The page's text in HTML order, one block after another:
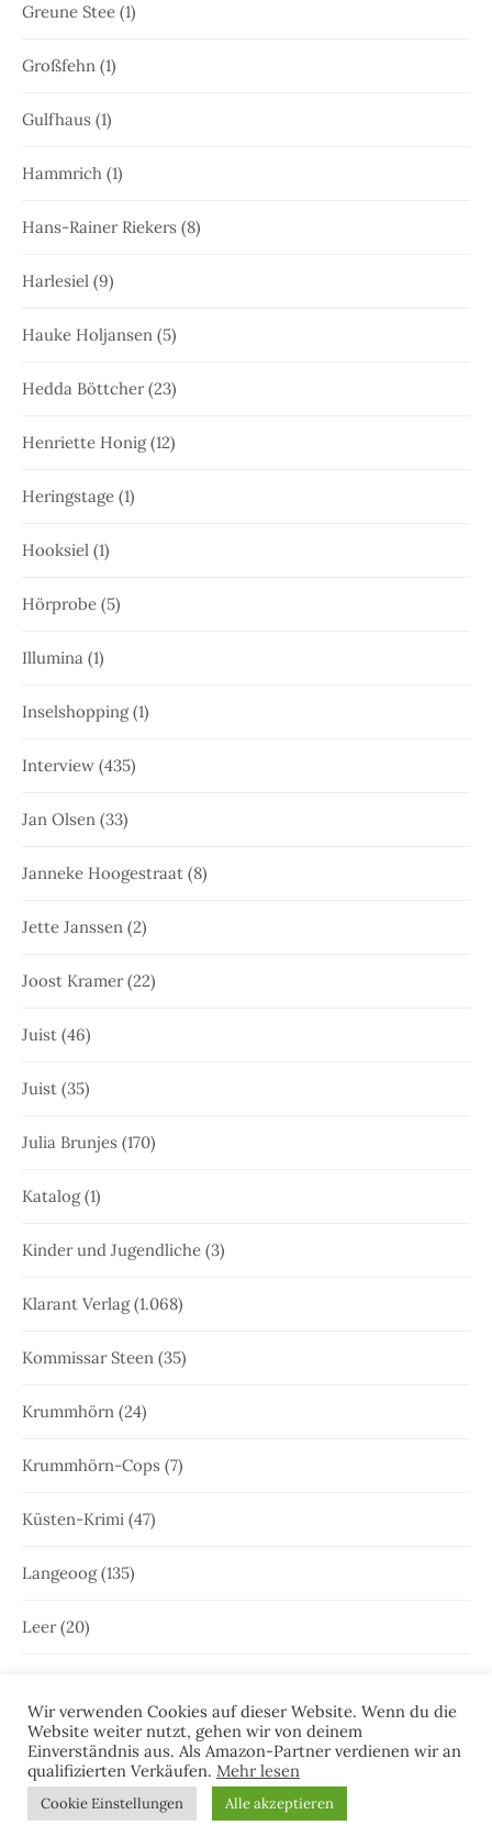
Greune Stee (1)
Großfehn (1)
Gulfhaus (1)
Hammrich (1)
Hans-Rainer Riekers (8)
Harlesiel (9)
Hauke Holjansen (5)
Hedda Böttcher(23)
Henriette Honig(12)
Heringstage (1)
Hooksiel (1)
Hörprobe (5)
Illumina (1)
Inselshopping(1)
Interview (435)
Jan Olsen (33)
Janneke Hoogestraat (8)
Jette Janssen (2)
Joost Kramer(22)
Juist (46)
Juist (35)
Julia Brunjes (170)
Katalog(1)
Kinder und Jugendliche (3)
Klarant Verlag(1.068)
Kommissar Steen (35)
Krummhörn (24)
Krummhörn-Cops (7)
Küsten-Krimi (47)
Langeoog(135)
Leer(20)
(4)
Leseprobe(51)
Lesermeinungen(1)
Wir verwenden Cookies auf dieser Website. Wenn du die
Website weiter nutzt, gehen wir von deinem
Einverständnis aus. Als Amazon-Partner verdienen wir an
qualifizierten Verkäufen. Mehr lesen
Cookie Einstellungen Alle akzeptieren